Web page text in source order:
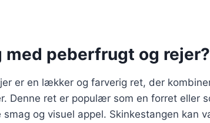
med peberfrugt og rejer?
er en lækker og farverig ret, der
Denne ret er populær som en forret eller
og visuel appel. Skinkestangen kan